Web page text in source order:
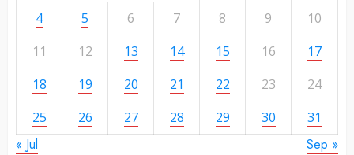
4
5 6 7 8 9
10
11
12 13 14 15 16
17
18
19 20 21 22 23
24
25
26 27 28 29 30 31
« Jul Sep »